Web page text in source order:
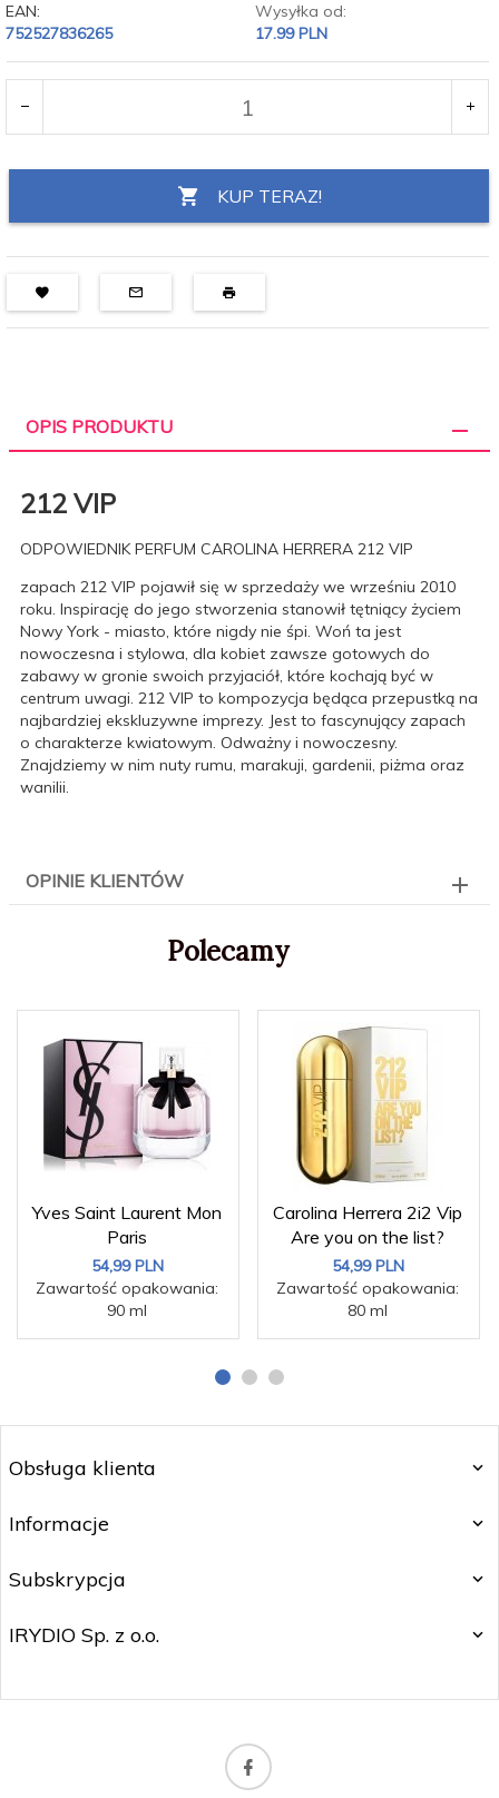
EAN:
752527836265
Wysyłka od:
17.99 PLN
KUP TERAZ!
OPIS PRODUKTU
212 VIP
ODPOWIEDNIK PERFUM CAROLINA HERRERA 212 VIP
zapach 212 VIP pojawił się w sprzedaży we wrześniu 2010
roku. Inspirację do jego stworzenia stanowił tętniący życiem
Nowy York - miasto, które nigdy nie śpi. Woń ta jest
nowoczesna i stylowa, dla kobiet zawsze gotowych do
zabawy w gronie swoich przyjaciół, które kochają być w
centrum uwagi. 212 VIP to kompozycja będąca przepustką na
najbardziej ekskluzywne imprezy. Jest to fascynujący zapach
o charakterze kwiatowym. Odważny i nowoczesny.
Znajdziemy w nim nuty rumu, marakuji, gardenii, piżma oraz
wanilii.
OPINIE KLIENTÓW
Polecamy
Yves Saint Laurent Mon
Paris
54,99 PLN
Zawartość opakowania:
90 ml
Carolina Herrera 2i2 Vip
Are you on the list?
54,99 PLN
Zawartość opakowania:
80 ml
Obsługa klienta
Informacje
Subskrypcja
IRYDIO Sp. z o.o.